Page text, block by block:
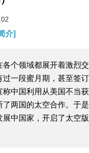
介]
各个领域都展开着激烈
过一段蜜月期，甚至签
称中国利用从美国不当
了两国的太空合作。于
中国家，开启了太空版